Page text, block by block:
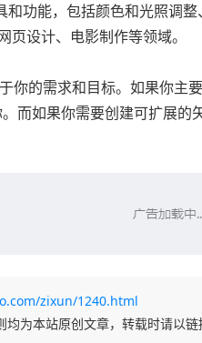
功能，包括颜色和光照调
设计、电影制作等领域。
你的需求和目标。如果你主
而如果你需要创建可扩展的
zixun/1240.html
均为本站原创文章，转载时请以链